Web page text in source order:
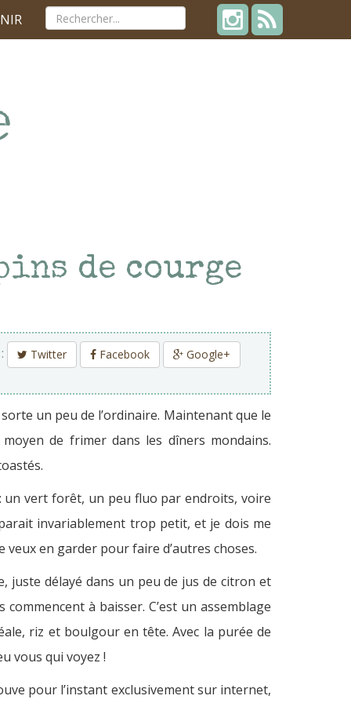
de courge
Twitter Facebook Google+
un peu de l’ordinaire. Maintenant que le
de frimer dans les dîners mondains.
un vert forêt, un peu fluo par endroits, voire
invariablement trop petit, et je dois me
en garder pour faire d’autres choses.
juste délayé dans un peu de jus de citron et
à baisser. C’est un assemblage
riz et boulgour en tête. Avec la purée de
vous qui voyez !
pour l’instant exclusivement sur internet,